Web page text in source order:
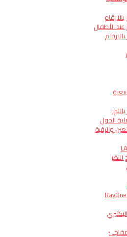
الأطفال
الحول
والرقبة